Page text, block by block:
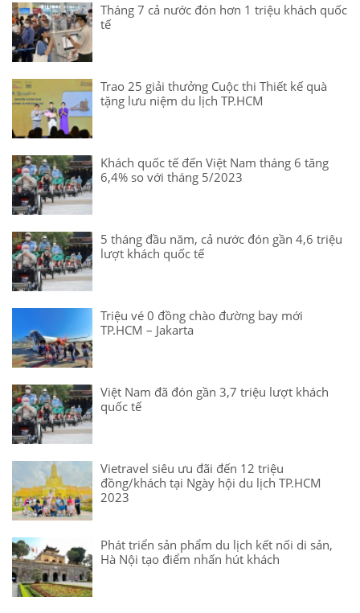
Tháng 7 cả nước đón hơn 1 triệu khách quốc
tế
Trao 25 giải thưởng Cuộc thi Thiết kế quà
tặng lưu niệm du lịch TP.HCM
Khách quốc tế đến Việt Nam tháng 6 tăng
6,4% so với tháng 5/2023
5 tháng đầu năm, cả nước đón gần 4,6 triệu
lượt khách quốc tế
Triệu vé 0 đồng chào đường bay mới
TP.HCM – Jakarta
Việt Nam đã đón gần 3,7 triệu lượt khách
quốc tế
Vietravel siêu ưu đãi đến 12 triệu
đồng/khách tại Ngày hội du lịch TP.HCM
2023
Phát triển sản phẩm du lịch kết nối di sản,
Hà Nội tạo điểm nhấn hút khách